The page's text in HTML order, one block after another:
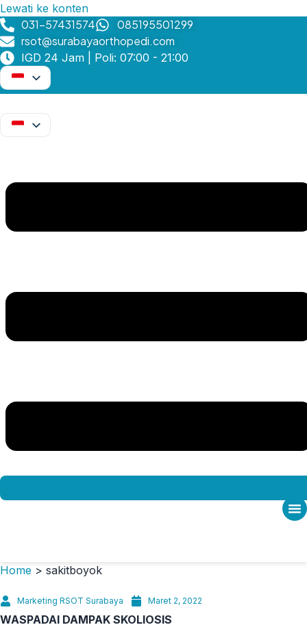
Lewati ke konten
031-57431574
085195501299
rsot@surabayaorthopedi.com
IGD 24 Jam | Poli: 07:00 - 21:00
Home > sakitboyok
Marketing RSOT Surabaya Maret 2, 2022
WASPADAI DAMPAK SKOLIOSIS